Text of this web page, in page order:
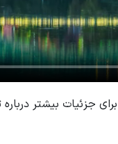
جزئیات بیشتر